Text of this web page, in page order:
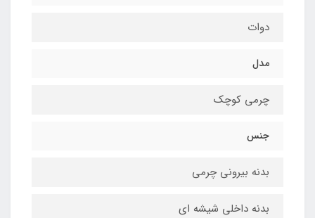
دوات
مدل
چرمی کوچک
جنس
بدنه بیرونی چرمی
بدنه داخلی شیشه ای